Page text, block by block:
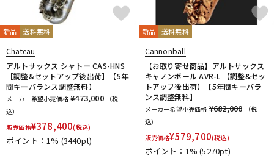
新品 送料無料
Chateau
アルトサックス シャトー CAS-HNS
【調整&セットアップ後出荷】【5年
間キーバランス調整無料】
メーカー希望小売価格 ¥473,000
（税
込）
販売価格¥378,400(税込)
ポイント：1% (3440pt)
新品 送料無料
Cannonball
【お取り寄せ商品】アルトサックス
キャノンボール AVR-L 【調整&セッ
トアップ後出荷】【5年間キーバラ
ンス調整無料】
メーカー希望小売価格 ¥682,000
（税
込）
販売価格¥579,700(税込)
ポイント：1%(5270pt)